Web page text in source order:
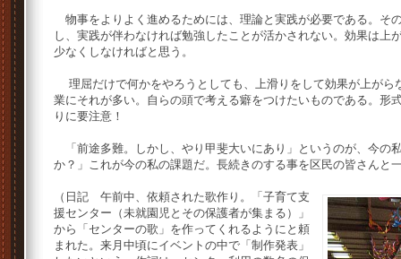
物事をよりよく進めるためには、理論と実践が必要である。そ
し、実践が伴わなければ勉強したことが活かされない。効果は上
少なくしなければと思う。
理屈だけで何かをやろうとしても、上滑りをして効果が上がら
業にそれが多い。自らの頭で考える癖をつけたいものである。形
りに要注意！
「前途多難。しかし、やり甲斐大いにあり」というのが、今の
か？」これが今の私の課題だ。長続きのする事を区民の皆さんと
（日記 午前中、依頼された歌作り。「子育て支
援センター（未就園児とその保護者が集まる）」
から「センターの歌」を作ってくれるようにと頼
まれた。来月中頃にイベントの中で「制作発表」